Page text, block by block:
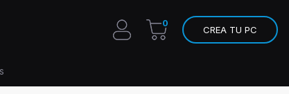
0
CREA TU PC